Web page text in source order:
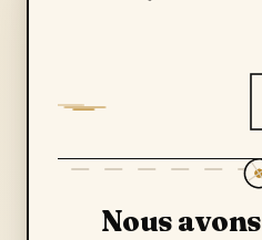
Nous avons